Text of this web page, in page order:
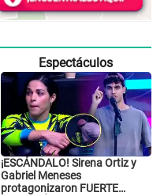
Espectáculos
¡ESCÁNDALO! Sirena Ortiz y
Gabriel Meneses
protagonizaron FUERTE